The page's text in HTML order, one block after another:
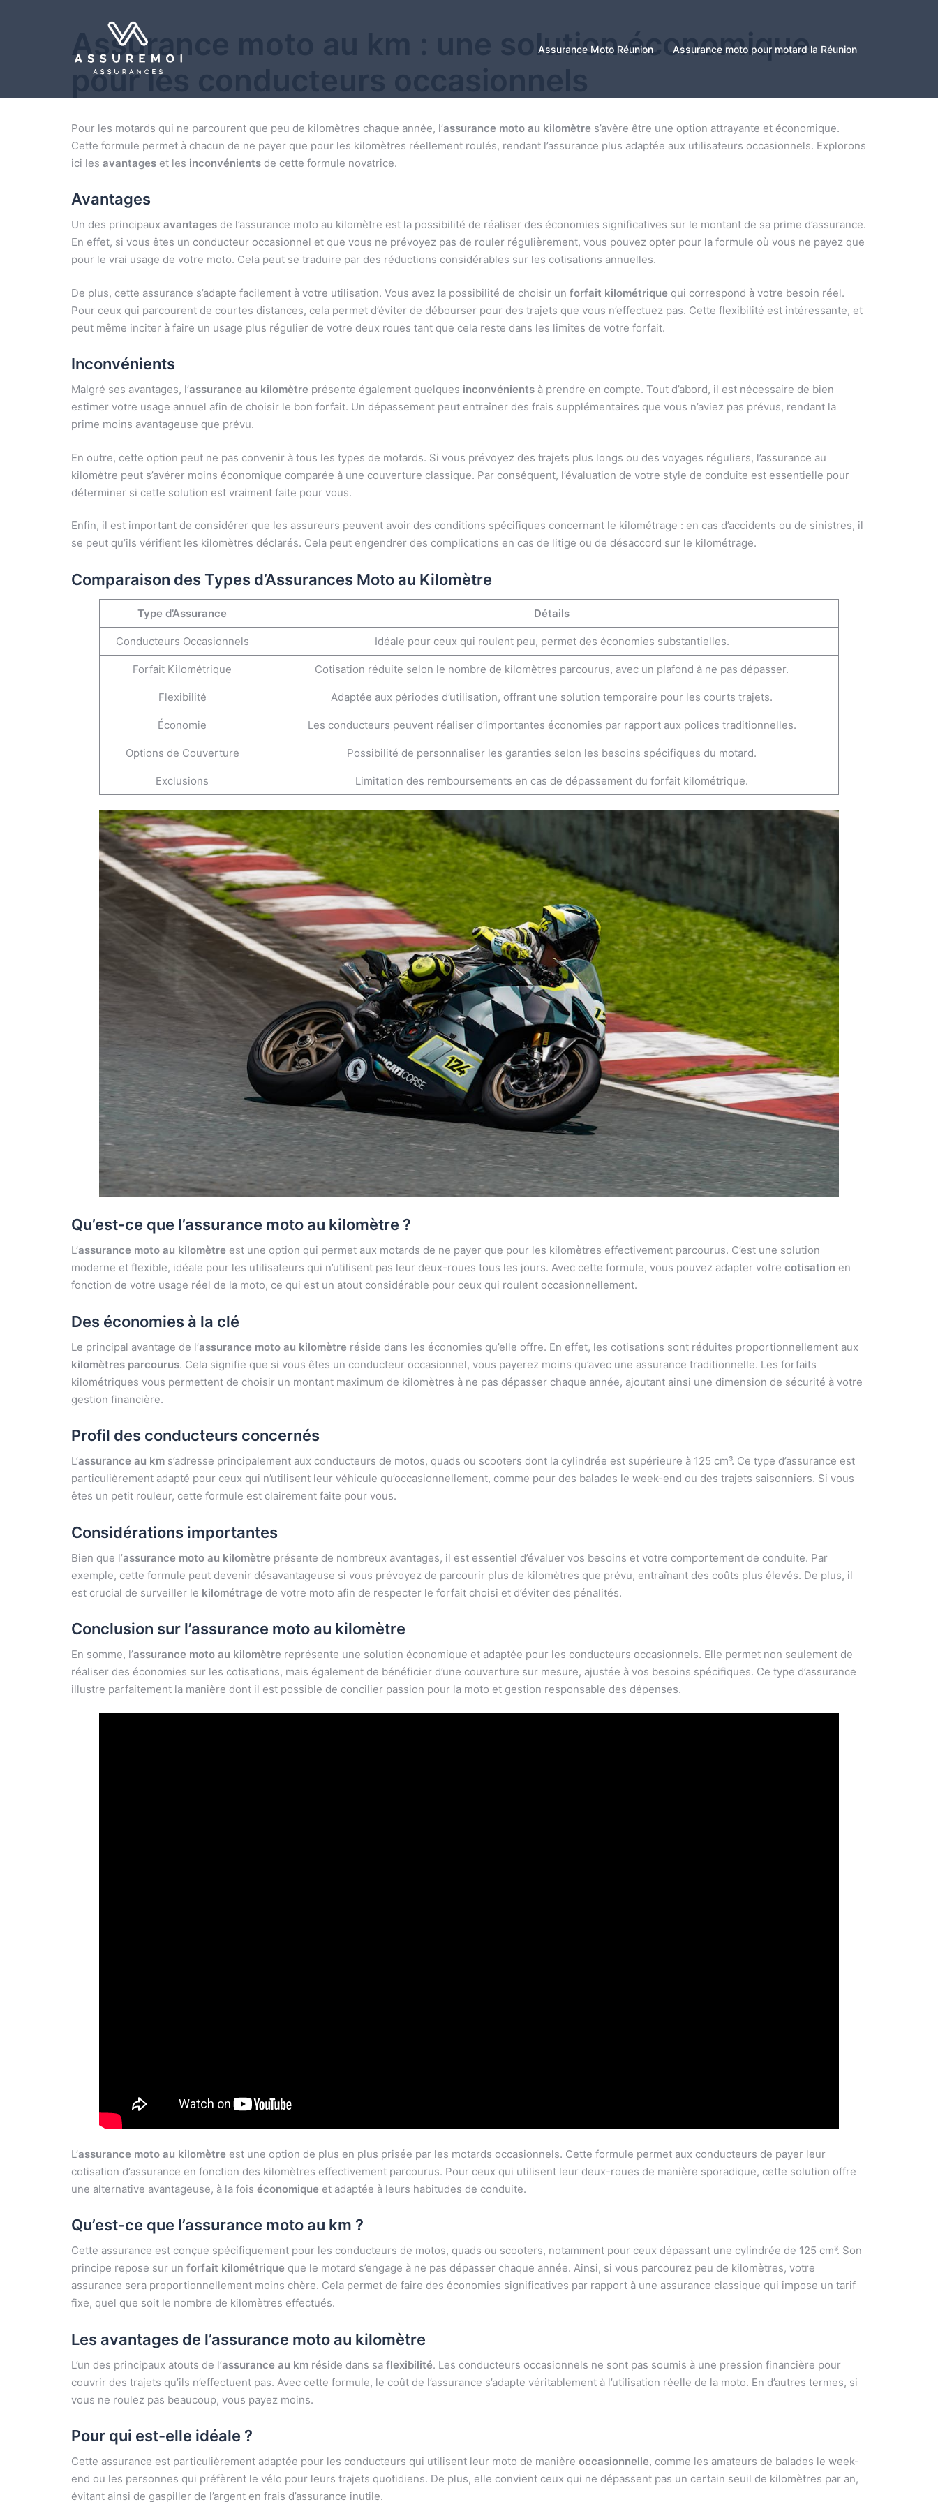
Assurance Moto Réunion Assurance moto pour motard la Réunion
Assurance moto au km : une solution économique
pour les conducteurs occasionnels
Pour les motards qui ne parcourent que peu de kilomètres chaque année, l’assurance moto au kilomètre s’avère être une option attrayante et économique.
Cette formule permet à chacun de ne payer que pour les kilomètres réellement roulés, rendant l’assurance plus adaptée aux utilisateurs occasionnels. Explorons
ici les avantages et les inconvénients de cette formule novatrice.
Avantages
Un des principaux avantages de l’assurance moto au kilomètre est la possibilité de réaliser des économies significatives sur le montant de sa prime d’assurance.
En effet, si vous êtes un conducteur occasionnel et que vous ne prévoyez pas de rouler régulièrement, vous pouvez opter pour la formule où vous ne payez que
pour le vrai usage de votre moto. Cela peut se traduire par des réductions considérables sur les cotisations annuelles.
De plus, cette assurance s’adapte facilement à votre utilisation. Vous avez la possibilité de choisir un forfait kilométrique qui correspond à votre besoin réel.
Pour ceux qui parcourent de courtes distances, cela permet d’éviter de débourser pour des trajets que vous n’effectuez pas. Cette flexibilité est intéressante, et
peut même inciter à faire un usage plus régulier de votre deux roues tant que cela reste dans les limites de votre forfait.
Inconvénients
Malgré ses avantages, l’assurance au kilomètre présente également quelques inconvénients à prendre en compte. Tout d’abord, il est nécessaire de bien
estimer votre usage annuel afin de choisir le bon forfait. Un dépassement peut entraîner des frais supplémentaires que vous n’aviez pas prévus, rendant la
prime moins avantageuse que prévu.
En outre, cette option peut ne pas convenir à tous les types de motards. Si vous prévoyez des trajets plus longs ou des voyages réguliers, l’assurance au
kilomètre peut s’avérer moins économique comparée à une couverture classique. Par conséquent, l’évaluation de votre style de conduite est essentielle pour
déterminer si cette solution est vraiment faite pour vous.
Enfin, il est important de considérer que les assureurs peuvent avoir des conditions spécifiques concernant le kilométrage : en cas d’accidents ou de sinistres, il
se peut qu’ils vérifient les kilomètres déclarés. Cela peut engendrer des complications en cas de litige ou de désaccord sur le kilométrage.
Comparaison des Types d’Assurances Moto au Kilomètre
Type d’Assurance Détails
Conducteurs Occasionnels Idéale pour ceux qui roulent peu, permet des économies substantielles.
Forfait Kilométrique Cotisation réduite selon le nombre de kilomètres parcourus, avec un plafond à ne pas dépasser.
Flexibilité Adaptée aux périodes d’utilisation, offrant une solution temporaire pour les courts trajets.
Économie Les conducteurs peuvent réaliser d’importantes économies par rapport aux polices traditionnelles.
Options de Couverture Possibilité de personnaliser les garanties selon les besoins spécifiques du motard.
Exclusions Limitation des remboursements en cas de dépassement du forfait kilométrique.
Qu’est-ce que l’assurance moto au kilomètre ?
L’assurance moto au kilomètre est une option qui permet aux motards de ne payer que pour les kilomètres effectivement parcourus. C’est une solution
moderne et flexible, idéale pour les utilisateurs qui n’utilisent pas leur deux-roues tous les jours. Avec cette formule, vous pouvez adapter votre cotisation en
fonction de votre usage réel de la moto, ce qui est un atout considérable pour ceux qui roulent occasionnellement.
Des économies à la clé
Le principal avantage de l’assurance moto au kilomètre réside dans les économies qu’elle offre. En effet, les cotisations sont réduites proportionnellement aux
kilomètres parcourus. Cela signifie que si vous êtes un conducteur occasionnel, vous payerez moins qu’avec une assurance traditionnelle. Les forfaits
kilométriques vous permettent de choisir un montant maximum de kilomètres à ne pas dépasser chaque année, ajoutant ainsi une dimension de sécurité à votre
gestion financière.
Profil des conducteurs concernés
L’assurance au km s’adresse principalement aux conducteurs de motos, quads ou scooters dont la cylindrée est supérieure à 125 cm³. Ce type d’assurance est
particulièrement adapté pour ceux qui n’utilisent leur véhicule qu’occasionnellement, comme pour des balades le week-end ou des trajets saisonniers. Si vous
êtes un petit rouleur, cette formule est clairement faite pour vous.
Considérations importantes
Bien que l’assurance moto au kilomètre présente de nombreux avantages, il est essentiel d’évaluer vos besoins et votre comportement de conduite. Par
exemple, cette formule peut devenir désavantageuse si vous prévoyez de parcourir plus de kilomètres que prévu, entraînant des coûts plus élevés. De plus, il
est crucial de surveiller le kilométrage de votre moto afin de respecter le forfait choisi et d’éviter des pénalités.
Conclusion sur l’assurance moto au kilomètre
En somme, l’assurance moto au kilomètre représente une solution économique et adaptée pour les conducteurs occasionnels. Elle permet non seulement de
réaliser des économies sur les cotisations, mais également de bénéficier d’une couverture sur mesure, ajustée à vos besoins spécifiques. Ce type d’assurance
illustre parfaitement la manière dont il est possible de concilier passion pour la moto et gestion responsable des dépenses.
L’assurance moto au kilomètre est une option de plus en plus prisée par les motards occasionnels. Cette formule permet aux conducteurs de payer leur
cotisation d’assurance en fonction des kilomètres effectivement parcourus. Pour ceux qui utilisent leur deux-roues de manière sporadique, cette solution offre
une alternative avantageuse, à la fois économique et adaptée à leurs habitudes de conduite.
Qu’est-ce que l’assurance moto au km ?
Cette assurance est conçue spécifiquement pour les conducteurs de motos, quads ou scooters, notamment pour ceux dépassant une cylindrée de 125 cm³. Son
principe repose sur un forfait kilométrique que le motard s’engage à ne pas dépasser chaque année. Ainsi, si vous parcourez peu de kilomètres, votre
assurance sera proportionnellement moins chère. Cela permet de faire des économies significatives par rapport à une assurance classique qui impose un tarif
fixe, quel que soit le nombre de kilomètres effectués.
Les avantages de l’assurance moto au kilomètre
L’un des principaux atouts de l’assurance au km réside dans sa flexibilité. Les conducteurs occasionnels ne sont pas soumis à une pression financière pour
couvrir des trajets qu’ils n’effectuent pas. Avec cette formule, le coût de l’assurance s’adapte véritablement à l’utilisation réelle de la moto. En d’autres termes, si
vous ne roulez pas beaucoup, vous payez moins.
Pour qui est-elle idéale ?
Cette assurance est particulièrement adaptée pour les conducteurs qui utilisent leur moto de manière occasionnelle, comme les amateurs de balades le week-
end ou les personnes qui préfèrent le vélo pour leurs trajets quotidiens. De plus, elle convient ceux qui ne dépassent pas un certain seuil de kilomètres par an,
évitant ainsi de gaspiller de l’argent en frais d’assurance inutile.